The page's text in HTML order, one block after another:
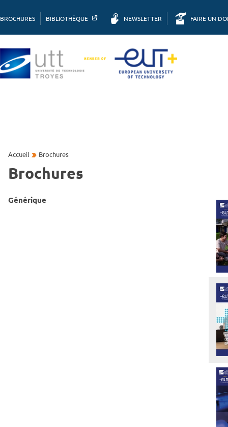
BROCHURES BIBLIOTHÈQUE NEWSLETTER FAIRE UN
Accueil Brochures
Brochures
Générique